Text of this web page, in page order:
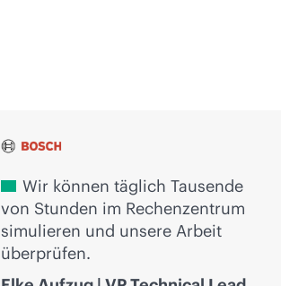
Wir können täglich Tausende
von Stunden im Rechenzentrum
simulieren und unsere Arbeit
überprüfen.